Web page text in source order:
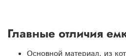
Главные отличия